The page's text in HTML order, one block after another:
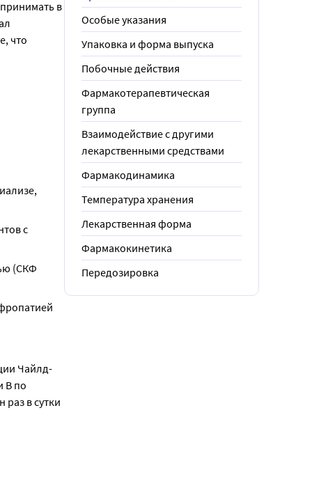
в
что
с
(СКФ
Чайлд-
В по
в сутки
Особые указания
Упаковка и форма выпуска
Побочные действия
Фармакотерапевтическая
группа
Взаимодействие с другими
лекарственными средствами
Фармакодинамика
Температура хранения
Лекарственная форма
Фармакокинетика
Передозировка